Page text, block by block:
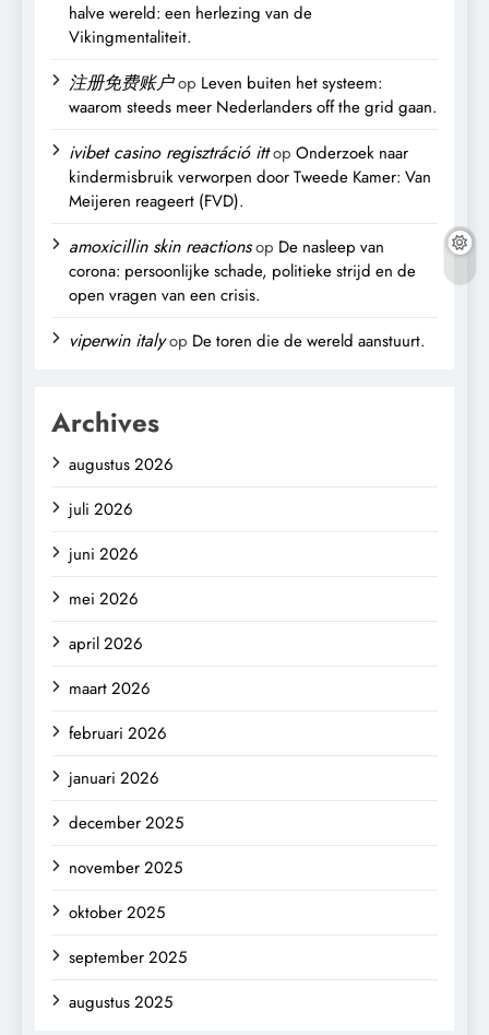
halve wereld: een herlezing van de
Vikingmentaliteit.
注册免费账户op Leven buiten het systeem:
waarom steeds meer Nederlanders off the grid gaan.
ivibet casino regisztráció ittop Onderzoek naar
kindermisbruik verworpen door Tweede Kamer: Van
Meijeren reageert (FVD).
amoxicillin skin reactionsop De nasleep van
corona: persoonlijke schade, politieke strijd en de
open vragen van een crisis.
viperwin italyop De toren die de wereld aanstuurt.
Archives
augustus 2026
juli 2026
juni 2026
mei 2026
april 2026
maart 2026
februari 2026
januari 2026
december 2025
november 2025
oktober 2025
september 2025
augustus 2025